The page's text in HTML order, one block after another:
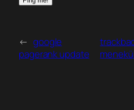
← google
pagerank update